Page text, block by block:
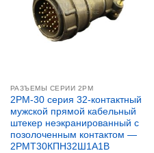
РАЗЪЕМЫ СЕРИИ 2PM
2PM-30 серия 32-контактный
мужской прямой кабельный
штекер неэкранированный с
позолоченным контактом —
2РМТ30КПН32Ш1А1В